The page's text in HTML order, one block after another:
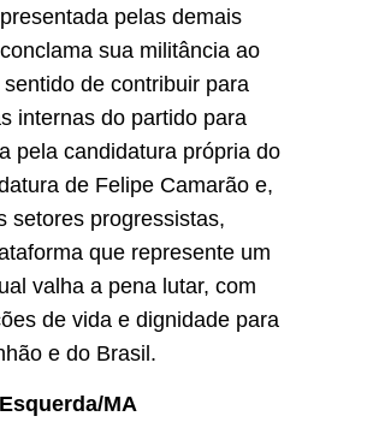
pelas demais
sua militância ao
de contribuir para
internas do partido para
pela candidatura própria do
de Felipe Camarão e,
setores progressistas,
que represente um
valha a pena lutar, com
de vida e dignidade para
e do Brasil.
MA